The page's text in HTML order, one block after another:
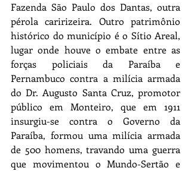
Fazenda São Paulo dos Dantas, outra
pérola caririzeira. Outro patrimônio
histórico do município é o Sítio Areal,
lugar onde houve o embate entre as
forças policiais da Paraíba e
Pernambuco contra a milícia armada
do Dr. Augusto Santa Cruz, promotor
público em Monteiro, que em 1911
insurgiu-se contra o Governo da
Paraíba, formou uma milícia armada
de 500 homens, travando uma guerra
que movimentou o Mundo-Sertão e